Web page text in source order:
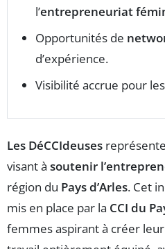
l’entrepreneuriat
Opportunités de
d’expérience.
Visibilité accrue pour
Les DéCCIdeuses
visant à soutenir
région du Pays d’Arles. Cet
mis en place par la CCI du
femmes aspirant à créer